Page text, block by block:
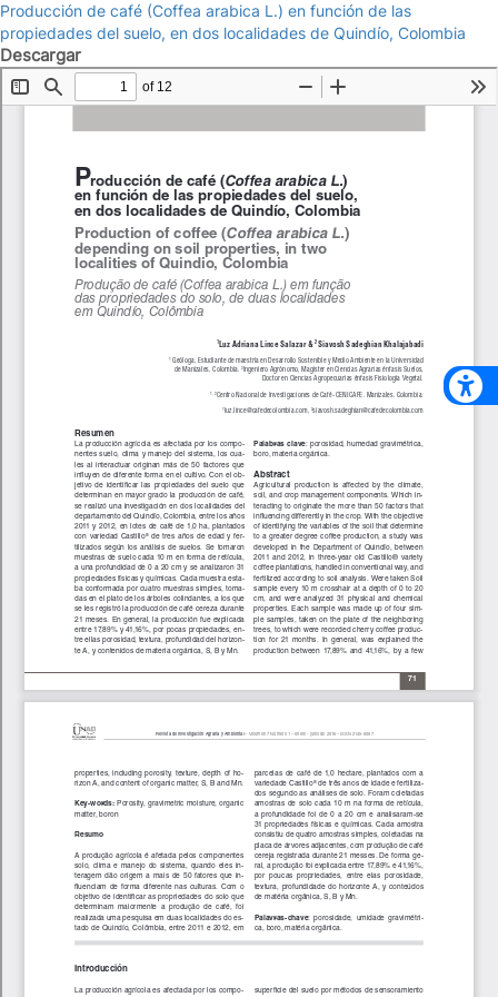
Producción de café (Coffea arabica L.) en función de las
propiedades del suelo, en dos localidades de Quindío, Colombia
Descargar